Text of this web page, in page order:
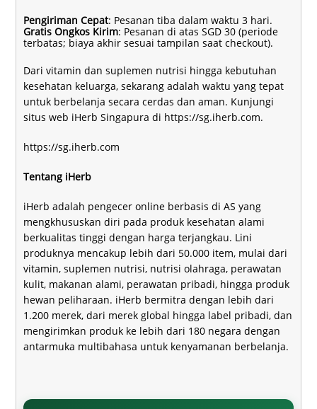
Pengiriman Cepat: Pesanan tiba dalam waktu 3 hari.
Gratis Ongkos Kirim: Pesanan di atas SGD 30 (periode
terbatas; biaya akhir sesuai tampilan saat checkout).
Dari vitamin dan suplemen nutrisi hingga kebutuhan
kesehatan keluarga, sekarang adalah waktu yang tepat
untuk berbelanja secara cerdas dan aman. Kunjungi
situs web iHerb Singapura di https://sg.iherb.com.
https://sg.iherb.com
Tentang iHerb
iHerb adalah pengecer online berbasis di AS yang
mengkhususkan diri pada produk kesehatan alami
berkualitas tinggi dengan harga terjangkau. Lini
produknya mencakup lebih dari 50.000 item, mulai dari
vitamin, suplemen nutrisi, nutrisi olahraga, perawatan
kulit, makanan alami, perawatan pribadi, hingga produk
hewan peliharaan. iHerb bermitra dengan lebih dari
1.200 merek, dari merek global hingga label pribadi, dan
mengirimkan produk ke lebih dari 180 negara dengan
antarmuka multibahasa untuk kenyamanan berbelanja.